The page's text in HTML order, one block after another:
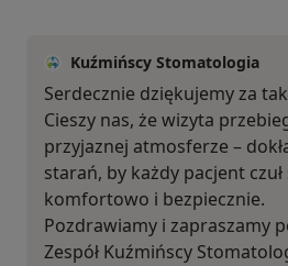
Kuźmińscy Stomatologia
Serdecznie dziękujemy za
Cieszy nas, że wizyta
przyjaznej atmosferze –
starań, by każdy pacjent czuł
komfortowo i bezpiecznie.
Pozdrawiamy i zapraszamy
Zespół Kuźmińscy